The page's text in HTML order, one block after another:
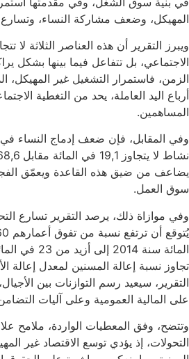
المهيكل، وضعف مشاركة النساء، وتسارع
ويبرز التقرير أن هذه العناصر الثلاثة لا
الاجتماعي، بل تتفاعل فيما بينها بشكل
الزمن، فاستمرار التشغيل غير المهيكل،
أرباع اليد العاملة، يحد من التغطية
المساهمين.
وفي المقابل، فإن ضعف إدماج النساء
يضاعف من ضيق هذه القاعدة ويعمّق
سوق العمل.
وفي موازاة ذلك، يرصد التقرير تسارع
تجاوز نسبة إعالة المسنين لمعدل إعالة
التقرير، سيعيد رسم التوازنات بين
على المالية العمومية وعلى آليات
وتتضح، وفق المعطيات الواردة، ملامح
التحولات، إذ يؤدي توسع الاقتصاد غير